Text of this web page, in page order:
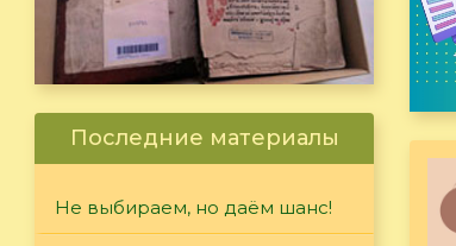
Последние материалы
Не выбираем, но даём шанс!